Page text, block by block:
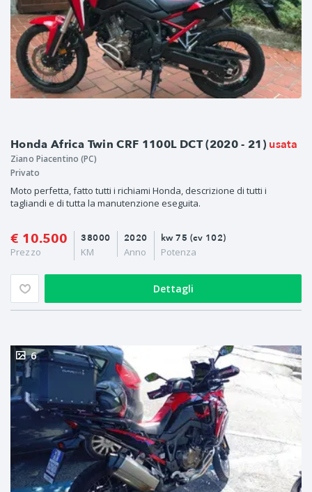
Honda Africa Twin CRF 1100L DCT (2020 - 21) usata
Ziano Piacentino (PC)
Privato
Moto perfetta, fatto tutti i richiami Honda, descrizione di tutti i
tagliandi e di tutta la manutenzione eseguita.
€ 10.500
Prezzo
2020
Anno
38000
KM
kw 75 (cv 102)
Potenza
Dettagli
6